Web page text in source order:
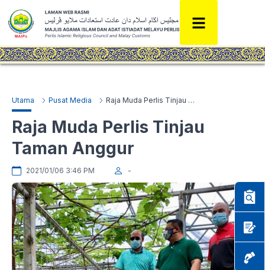
Utama Pusat Media Raja Muda Perlis Tinjau Taman Anggur
Raja Muda Perlis Tinjau
Taman Anggur
2021/01/06 3:46 PM -